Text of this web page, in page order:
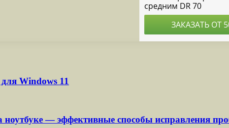
Windows 11
ноутбуке — эффективные способы исправления